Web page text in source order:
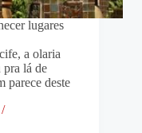
lugares
a olaria
pra lá de
parece deste